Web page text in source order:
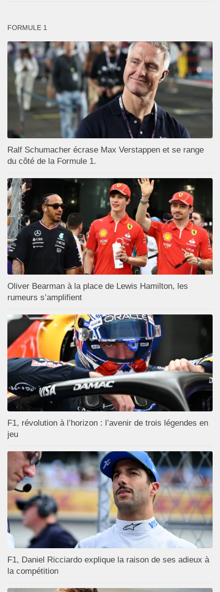
FORMULE 1
Ralf Schumacher écrase Max Verstappen et se range
du côté de la Formule 1.
Oliver Bearman à la place de Lewis Hamilton, les
rumeurs s’amplifient
F1, révolution à l’horizon : l’avenir de trois légendes en
jeu
F1, Daniel Ricciardo explique la raison de ses adieux à
la compétition